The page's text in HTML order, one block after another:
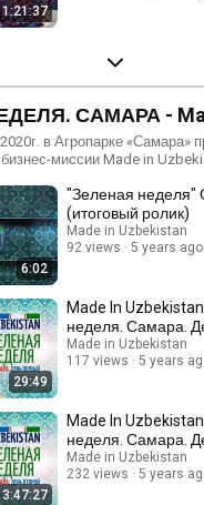
1:21:37
САМАРА -
в Агропарке «Самара»
миссии Made in Uzbekistan. На
– овощи, фрукты, орехи,
другое. В деловой зоне
и мастер-классы, а
самсой. По итогам деловых встреч
бизнес-сообществ
13 соглашений о
миллионов долларов. За
5000 гостей, в том числе
торговли.
6:02
"Зеленая неделя"
(итоговый ролик)
Made in Uzbekistan
92 views
5 years ago
29:49
Made In
неделя. Самара.
Made in Uzbekistan
117 views
5 years
3:47:27
Made In
неделя. Самара.
Made in Uzbekistan
232 views
5 years